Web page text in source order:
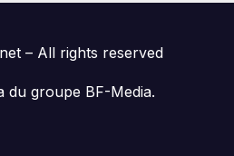
– All rights reserved
du groupe BF-Media.